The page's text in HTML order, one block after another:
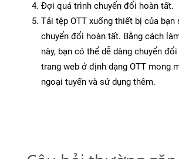
Đợi quá trình chuyển đổi hoàn tất.
Tải tệp OTT xuống thiết bị của bạn
chuyển đổi hoàn tất. Bằng cách
này, bạn có thể dễ dàng chuyển
trang web ở định dạng OTT mong
ngoại tuyến và sử dụng thêm.